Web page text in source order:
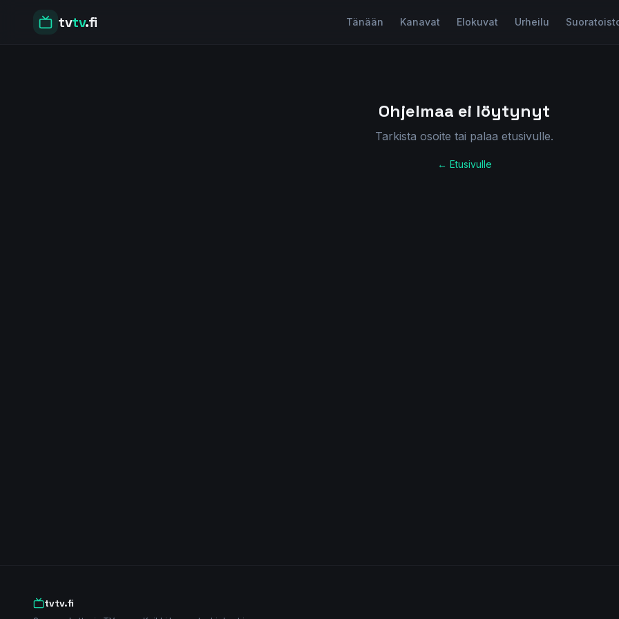
tvtv.fi Tänään Kanavat Elokuvat Urheilu
Ohjelmaa ei löytynyt
Tarkista osoite tai palaa etusivulle.
← Etusivulle
tvtv.fi